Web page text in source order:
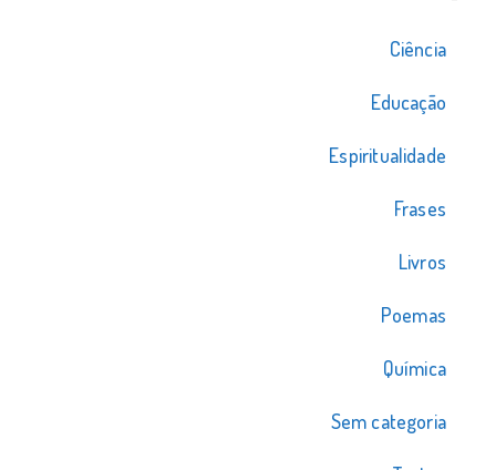
Ciência
Educação
Espiritualidade
Frases
Livros
Poemas
Química
Sem categoria